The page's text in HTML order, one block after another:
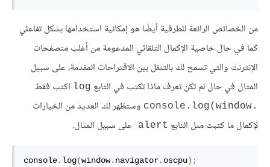
من الخصائص الرائعة للطرفية أيضًا هو إمكانية استخدامها بشكل تفاعلي
كما في حال خاصية الإكمال التلقائي المدعومة من أغلب متصفحات
الإنترنت والتي تسمح لك بالتنقل بين الاقتراحات المقدمة، على سبيل
المثال في حال لم تكن تعرف ماذا تكتب في التابع log اكتب فقط
.console.log(window
وستظهر لك العديد من الخيارات
لإكمال ما كتبت مثل التابع alert على سبيل المثال.
console. log(window. navigator. oscpu);